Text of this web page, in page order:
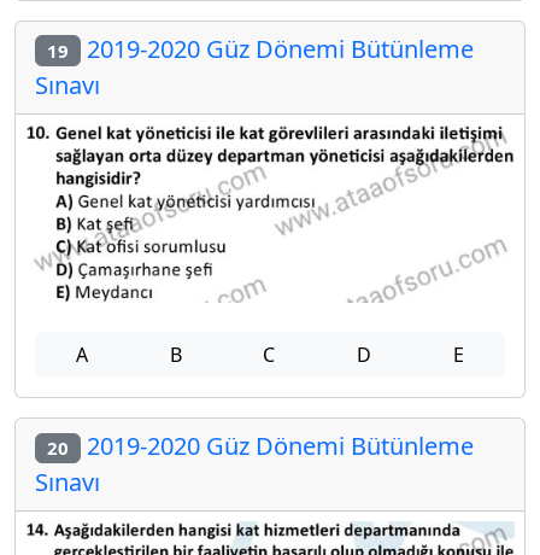
19 2019-2020 Güz Dönemi Bütünleme
Sınavı
A B C D E
20 2019-2020 Güz Dönemi Bütünleme
Sınavı